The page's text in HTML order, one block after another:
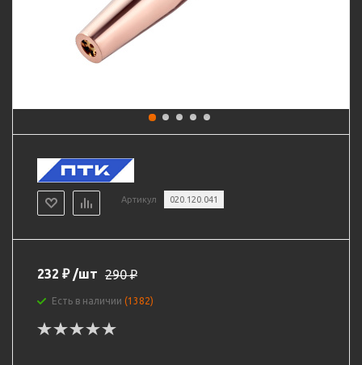
Артикул 020.120.041
232 ₽ /шт 290₽
Есть в наличии (1382)